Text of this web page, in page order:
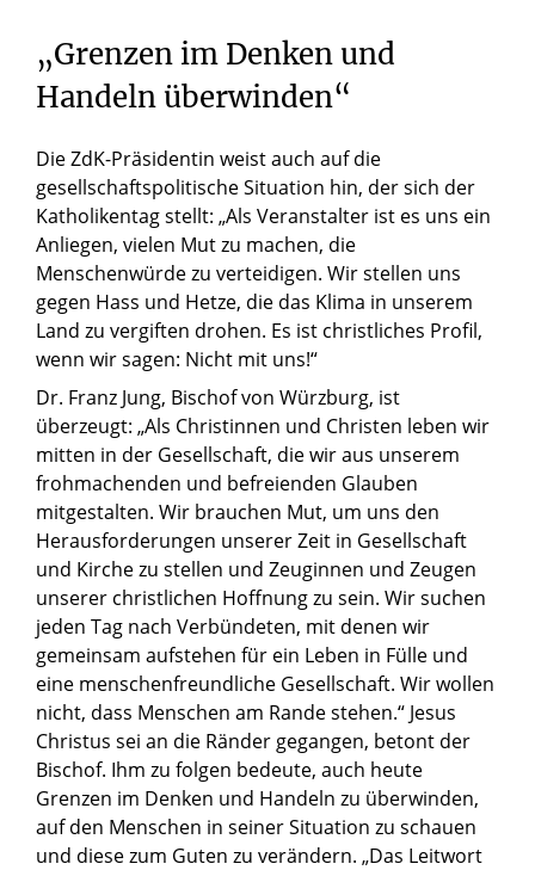
„Grenzen im Denken und
Handeln überwinden“
Die ZdK-Präsidentin weist auch auf die
gesellschaftspolitische Situation hin, der sich der
Katholikentag stellt: „Als Veranstalter ist es uns ein
Anliegen, vielen Mut zu machen, die
Menschenwürde zu verteidigen. Wir stellen uns
gegen Hass und Hetze, die das Klima in unserem
Land zu vergiften drohen. Es ist christliches Profil,
wenn wir sagen: Nicht mit uns!“
Dr. Franz Jung, Bischof von Würzburg, ist
überzeugt: „Als Christinnen und Christen leben wir
mitten in der Gesellschaft, die wir aus unserem
frohmachenden und befreienden Glauben
mitgestalten. Wir brauchen Mut, um uns den
Herausforderungen unserer Zeit in Gesellschaft
und Kirche zu stellen und Zeuginnen und Zeugen
unserer christlichen Hoffnung zu sein. Wir suchen
jeden Tag nach Verbündeten, mit denen wir
gemeinsam aufstehen für ein Leben in Fülle und
eine menschenfreundliche Gesellschaft. Wir wollen
nicht, dass Menschen am Rande stehen.“ Jesus
Christus sei an die Ränder gegangen, betont der
Bischof. Ihm zu folgen bedeute, auch heute
Grenzen im Denken und Handeln zu überwinden,
auf den Menschen in seiner Situation zu schauen
und diese zum Guten zu verändern. „Das Leitwort